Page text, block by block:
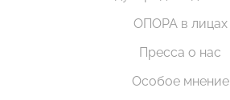
ОПОРА в лицах
Пресса о нас
Особое мнение